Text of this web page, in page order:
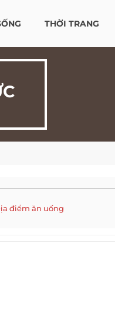
THỜI TRANG
điểm ăn uống